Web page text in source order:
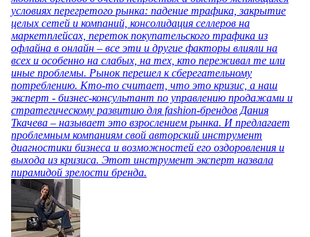
условиях перегретого рынка: падение трафика, закрытие
целых сетей и компаний, консолидация селлеров на
маркетплейсах, переток покупательского трафика из
офлайна в онлайн – все эти и другие факторы влияли на
всех и особенно на слабых, на тех, кто переживал те или
иные проблемы. Рынок перешел к сберегательному
потреблению. Кто-то считает, что это кризис, а наш
эксперт - бизнес-консультант по управлению продажами и
стратегическому развитию для fashion-брендов Дания
Ткачева – называет это взрослением рынка. И предлагает
проблемным компаниям свой авторский инструмент
диагностики бизнеса и возможностей его оздоровления и
выхода из кризиса. Этот инструмент эксперт назвала
пирамидой зрелости бренда.